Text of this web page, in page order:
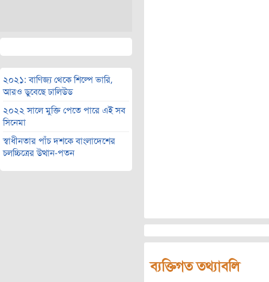
২০২১: বাণিজ্য থেকে শিল্পে ভারি,
আরও ডুবেছে ঢালিউড
২০২২ সালে মুক্তি পেতে পারে এই সব
সিনেমা
স্বাধীনতার পাঁচ দশকে বাংলাদেশের
চলচ্চিত্রের উত্থান-পতন
ব্যক্তিগত তথ্যাবলি